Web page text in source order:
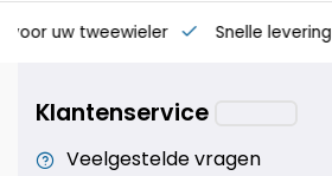
voor uw tweewieler Snelle levering
Klantenservice
Veelgestelde vragen